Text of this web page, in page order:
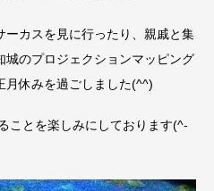
カスを見に行ったり、親戚と集
城のプロジェクションマッピング
月休みを過ごしました(^^)
ことを楽しみにしております(^-